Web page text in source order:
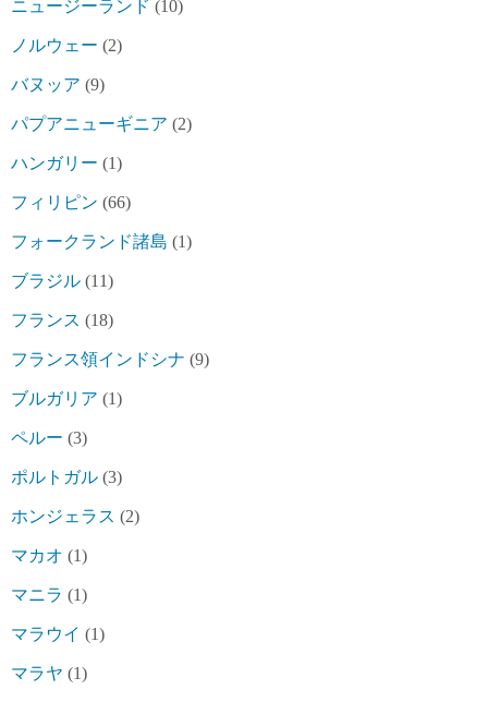
ニュージーランド (10)
ノルウェー (2)
バヌッア (9)
パプアニューギニア (2)
ハンガリー (1)
フィリピン (66)
フォークランド諸島 (1)
ブラジル (11)
フランス (18)
フランス領インドシナ (9)
ブルガリア (1)
ペルー (3)
ポルトガル (3)
ホンジェラス (2)
マカオ (1)
マニラ (1)
マラウイ (1)
マラヤ (1)